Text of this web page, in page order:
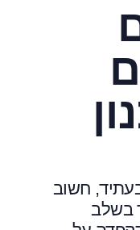
חשוב
בשלב